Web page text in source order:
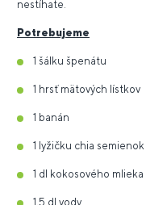
nestíhate.
Potrebujeme
1 šálku špenátu
1 hrsť mätových lístkov
1 banán
1 lyžičku chia semienok
1 dl kokosového mlieka
1,5 dl vody